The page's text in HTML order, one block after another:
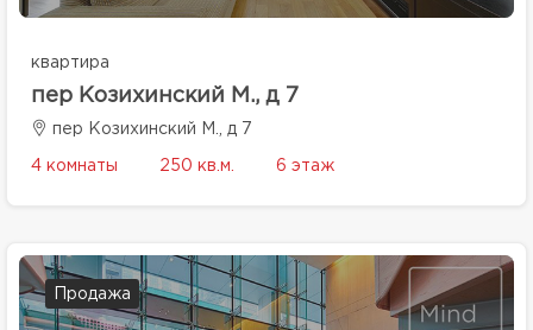
квартира
пер Козихинский М., д 7
пер Козихинский М., д 7
4 комнаты 250 кв.м. 6 этаж
Продажа